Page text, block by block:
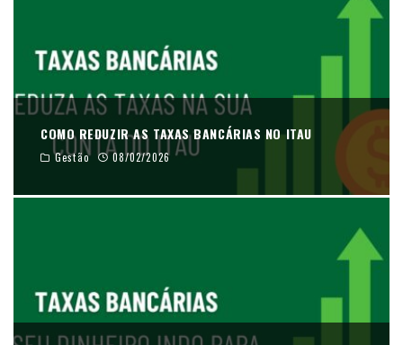
COMO REDUZIR AS TAXAS BANCÁRIAS NO ITAU
Gestão 08/02/2026